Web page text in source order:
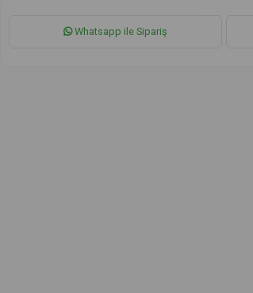
Whatsapp ile Sipariş